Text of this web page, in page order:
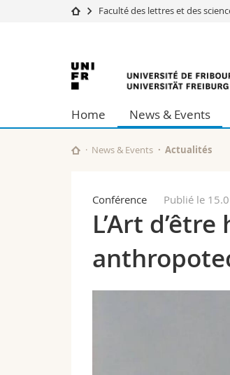
Etudes
Campus
Université
Formation continue
Faculté des lettres et des
Université
de
Fribourg
Home News & Events
News & Events Actualités
Conférence Publié le
L’Art